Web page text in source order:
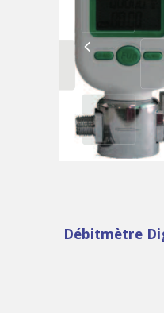
Débitmètre